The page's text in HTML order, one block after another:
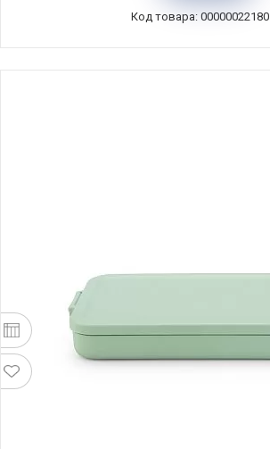
Код товара: 00000022180